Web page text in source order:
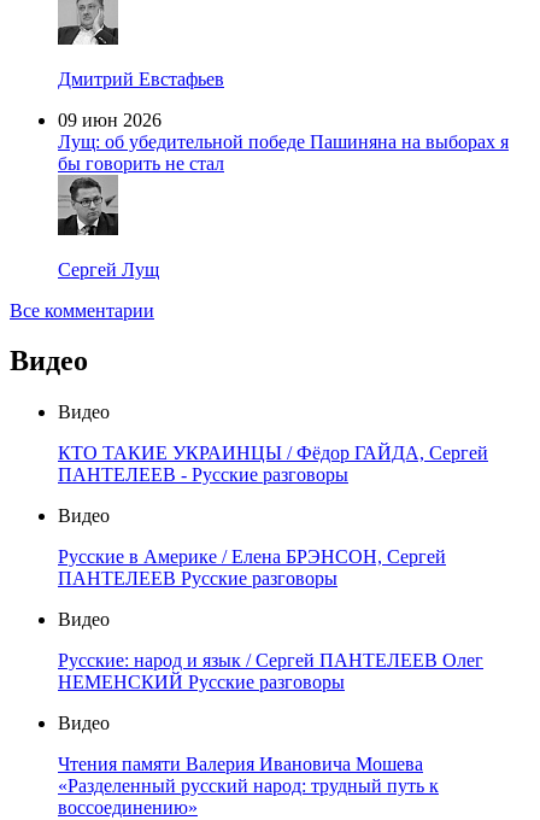
Дмитрий Евстафьев
09 июн 2026
Лущ: об убедительной победе Пашиняна на выборах я
бы говорить не стал
Сергей Лущ
Все комментарии
Видео
Видео
КТО ТАКИЕ УКРАИНЦЫ / Фёдор ГАЙДА, Сергей
ПАНТЕЛЕЕВ - Русские разговоры
Видео
Русские в Америке / Елена БРЭНСОН, Сергей
ПАНТЕЛЕЕВ Русские разговоры
Видео
Русские: народ и язык / Сергей ПАНТЕЛЕЕВ Олег
НЕМЕНСКИЙ Русские разговоры
Видео
Чтения памяти Валерия Ивановича Мошева
«Разделенный русский народ: трудный путь к
воссоединению»